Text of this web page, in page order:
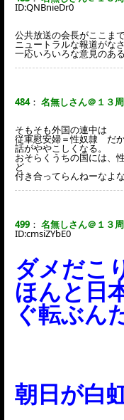
ID:QNBnieDr0
公共放送の会長がここま
ニュートラルな報道がな
一応いろいろな意見のあ
484： 名無しさん＠１３
そもそも外国の連中は
従軍慰安婦＝性奴隷 だ
話がややこしくなる。
おそらくうちの国には、
ど
付き合ってらんねーなよな
499 ： 名無しさん＠１３
ID:cmsiZYbE0
ダメだこ
ほんと日
ぐ転ぶん
朝日が白